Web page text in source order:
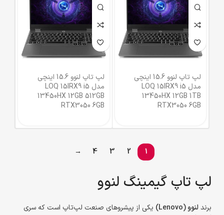
لپ تاپ لنوو 15.6 اینچی
مدل LOQ 15IRX9 i5
13450HX 12GB 1TB
RTX3050 6GB
لپ تاپ لنوو 15.6 اینچی
مدل LOQ 15IRX9 i5
13450HX 12GB 512GB
RTX3050 6GB
1
2
3
4
→
لپ تاپ گیمینگ لنوو
برندلنوو (Lenovo)
یکی از پیشروهای صنعت لپ‌تاپ است که سری